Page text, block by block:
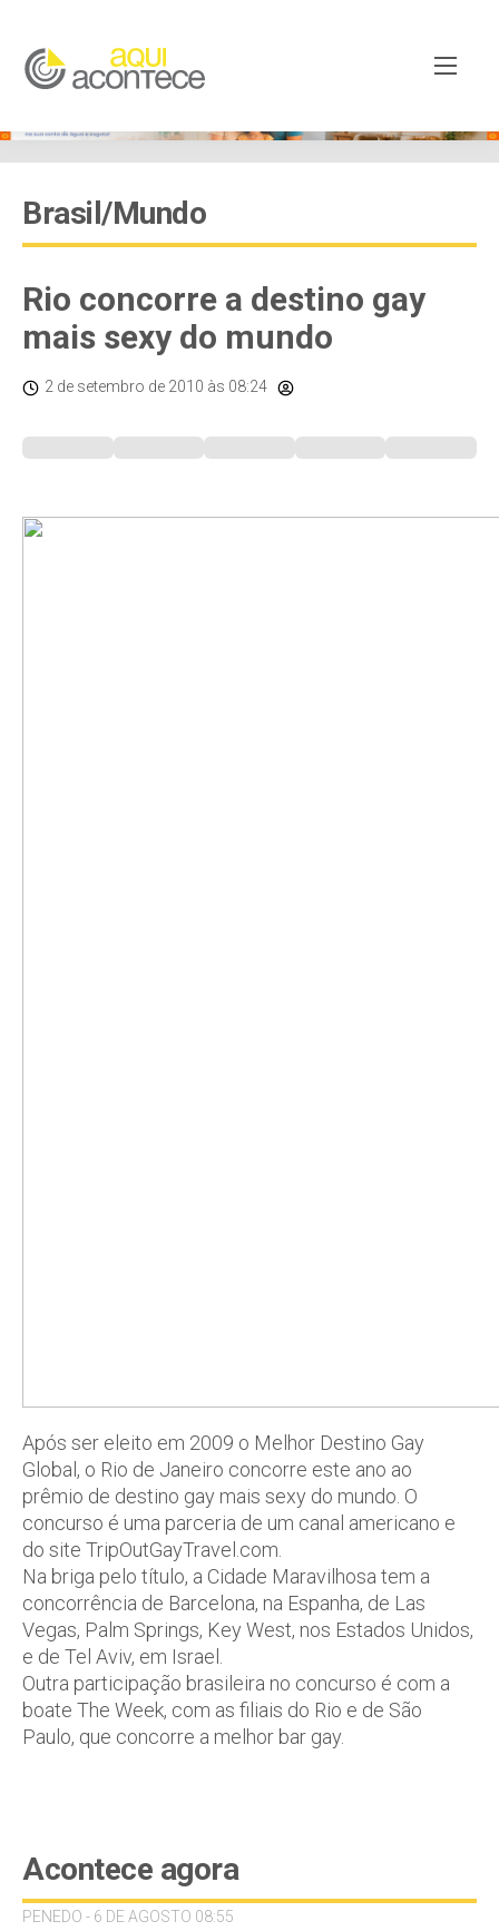
Brasil/Mundo
Rio concorre a destino gay
mais sexy do mundo
2 de setembro de 2010 às 08:24
Após ser eleito em 2009 o Melhor Destino Gay
Global, o Rio de Janeiro concorre este ano ao
prêmio de destino gay mais sexy do mundo. O
concurso é uma parceria de um canal americano e
do site TripOutGayTravel.com.
Na briga pelo título, a Cidade Maravilhosa tem a
concorrência de Barcelona, na Espanha, de Las
Vegas, Palm Springs, Key West, nos Estados Unidos,
e de Tel Aviv, em Israel.
Outra participação brasileira no concurso é com a
boate The Week, com as filiais do Rio e de São
Paulo, que concorre a melhor bar gay.
Acontece agora
PENEDO - 6 DE AGOSTO 08:55